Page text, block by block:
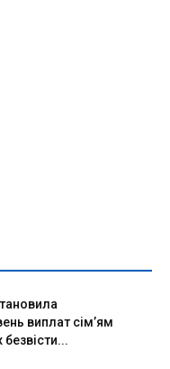
виплат сім’ям
безвісти...